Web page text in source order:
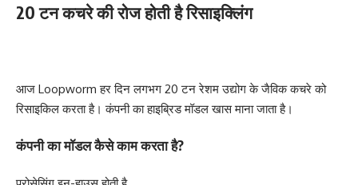
20 टन कचरे की रोज होती है रिसाइक्लिंग
आज Loopworm हर दिन लगभग 20 टन रेशम उद्योग के जैविक कचरे को
रिसाइकिल करता है। कंपनी का हाइब्रिड मॉडल खास माना जाता है।
कंपनी का मॉडल कैसे काम करता है?